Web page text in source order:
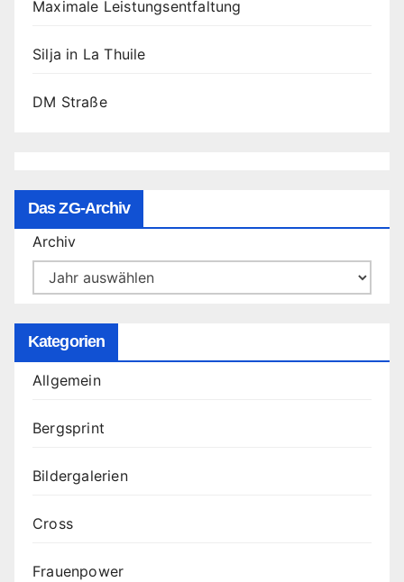
Maximale Leistungsentfaltung
Silja in La Thuile
DM Straße
Das ZG-Archiv
Archiv
Kategorien
Allgemein
Bergsprint
Bildergalerien
Cross
Frauenpower